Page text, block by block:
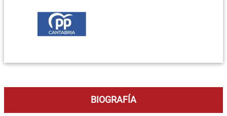
BIOGRAFÍA